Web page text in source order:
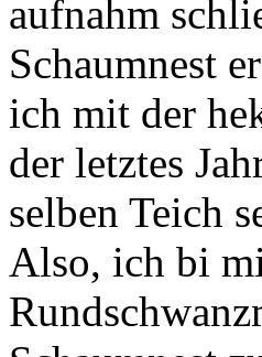
aufnahm
Schaumnest
ich mit der
der letztes
selben Teich
Also, ich bi